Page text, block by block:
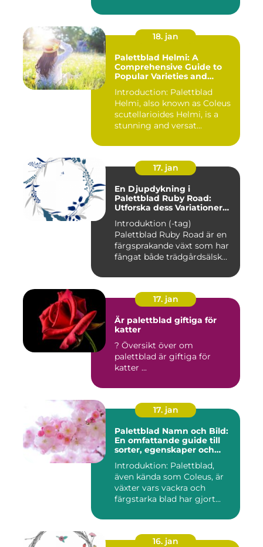
18. jan
Palettblad Helmi: A
Comprehensive Guide to
Popular Varieties and
Measurements
Introduction: Palettblad
Helmi, also known as Coleus
scutellarioides Helmi, is a
stunning and versat...
17. jan
En Djupdykning i
Palettblad Ruby Road:
Utforska dess Variationer
Introduktion (-tag)
Palettblad Ruby Road är en
färgsprakande växt som har
fångat både trädgårdsälsk...
17. jan
Är palettblad giftiga för
katter
? Översikt över om
palettblad är giftiga för
katter ...
17. jan
Palettblad Namn och Bild:
En omfattande guide till
sorter, egenskaper och
Introduktion: Palettblad,
även kända som Coleus, är
växter vars vackra och
färgstarka blad har gjort...
16. jan